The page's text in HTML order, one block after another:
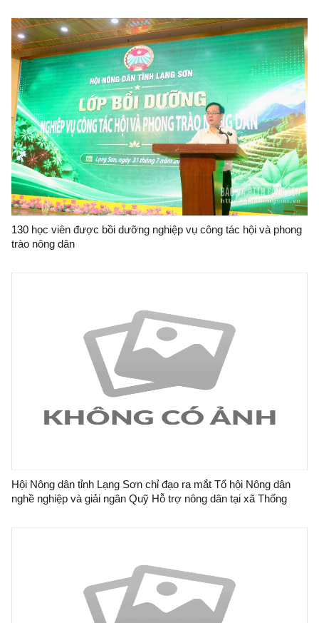
130 học viên được bồi dưỡng nghiệp vụ công tác hội và phong
trào nông dân
Hội Nông dân tỉnh Lạng Sơn chỉ đạo ra mắt Tổ hội Nông dân
nghề nghiệp và giải ngân Quỹ Hỗ trợ nông dân tại xã Thống